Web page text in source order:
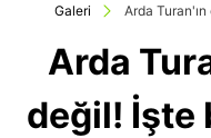
Galeri Arda
Arda
değil! İşte